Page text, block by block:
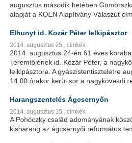
augusztus második hetében
alapját a KOEN Alapítvány Válaszút
Elhunyt id. Kozár Péter lelkipásztor
2014. augusztus 25., címkék:
2014. augusztus 24-én 61 éves
Teremtőjének id. Kozár Péter, a
lelkipásztora. A gyászistentiszteletre
14.00 órakor kerül sor a nagykövesdi
Harangszentelés Ágcsernyőn
2014. augusztus 15., címkék:
A Pohóczky család adományának
kisharang az ágcsernyői református